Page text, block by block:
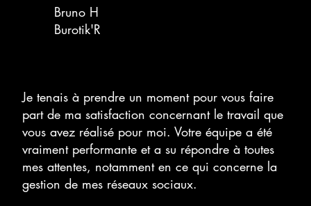
Bruno H
Burotik'R
Je tenais à prendre un moment pour vous faire
part de ma satisfaction concernant le travail que
vous avez réalisé pour moi. Votre équipe a été
vraiment performante et a su répondre à toutes
mes attentes, notamment en ce qui concerne la
gestion de mes réseaux sociaux.